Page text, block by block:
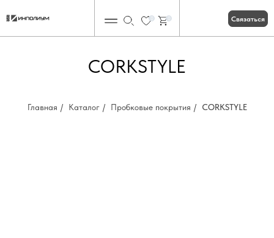
Связаться
CORKSTYLE
Главная / Каталог / Пробковые покрытия / CORKSTYLE